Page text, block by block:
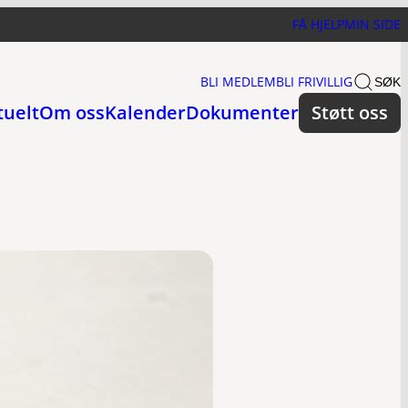
FÅ HJELPMIN SIDE
BLI MEDLEMBLI FRIVILLIG SØK
Om ossKalenderDokumenter Støtt oss